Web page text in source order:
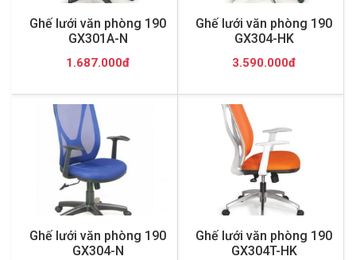
Ghế lưới văn phòng 190
GX301A-N
1.687.000đ
Ghế lưới văn phòng 190
GX304-HK
3.590.000đ
Ghế lưới văn phòng 190
GX304-N
Ghế lưới văn phòng 190
GX304T-HK